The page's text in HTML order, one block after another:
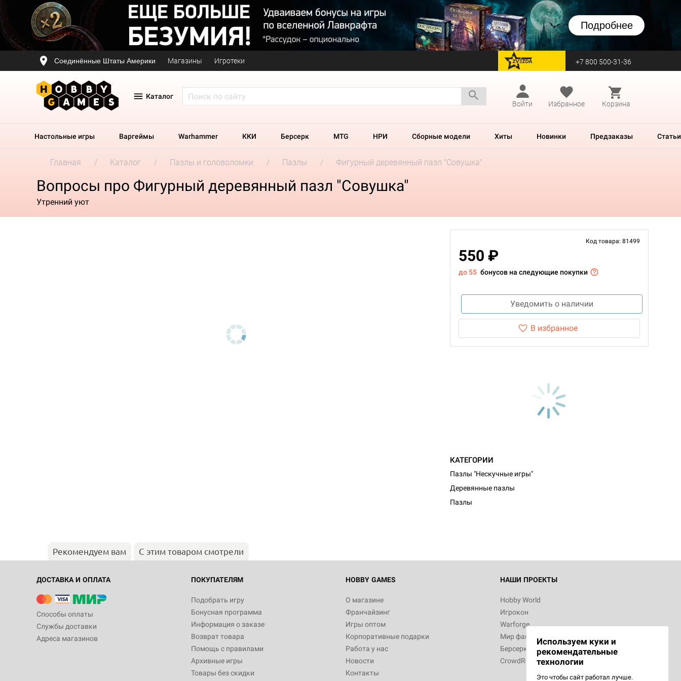
Подробнее
Соединённые Штаты Америки Магазины Игротеки перейти на Zvezda +7 800 500-31-36
Каталог
Войти
Избранное Корзина
Настольные игры Варгеймы Warhammer ККИ Берсерк MTG НРИ Сборные модели Хиты Новинки Предзаказы Статьи
Главная Каталог Пазлы и головоломки Пазлы Фигурный деревянный пазл "Совушка"
Вопросы про Фигурный деревянный пазл "Совушка"
Утренний уют
Код товара: 81499
550 ₽
до 55 бонусов на следующие покупки
Уведомить о наличии
В избранное
КАТЕГОРИИ
Пазлы "Нескучные игры"
Деревянные пазлы
Пазлы
Рекомендуем вам С этим товаром смотрели
ДОСТАВКА И ОПЛАТА
Способы оплаты
Службы доставки
Адреса магазинов
ПОКУПАТЕЛЯМ
Подобрать игру
Бонусная программа
Информация о заказе
Возврат товара
Помощь с правилами
Архивные игры
Товары без скидки
HOBBY GAMES
О магазине
Франчайзинг
Игры оптом
Корпоративные подарки
Работа у нас
Новости
Контакты
НАШИ ПРОЕКТЫ
Hobby World
Игрокон
Warforge
Мир фантастики
Берсерк
CrowdRepublic
Используем куки и
рекомендательные
технологии
Это чтобы сайт работал лучше.